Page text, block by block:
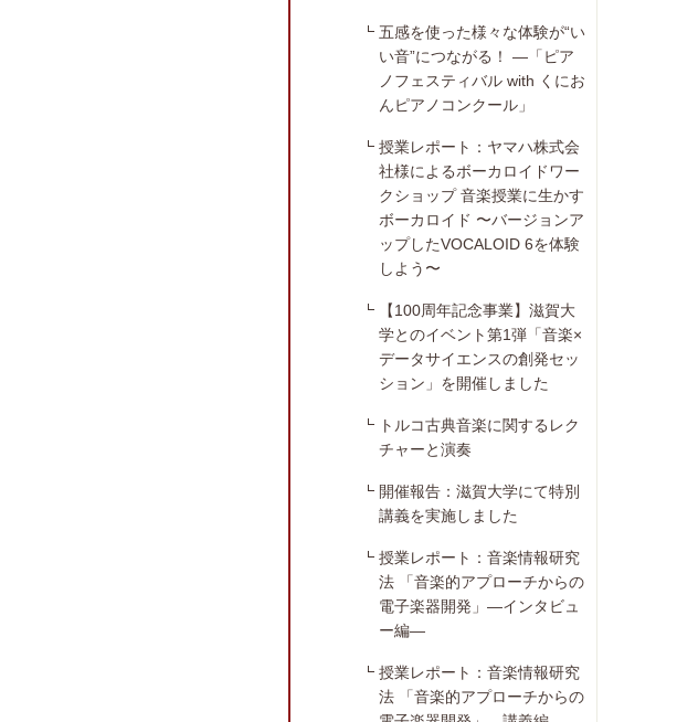
五感を使った様々な体験が“い
い音”につながる！ ―「ピア
ノフェスティバル with くにお
んピアノコンクール」
授業レポート：ヤマハ株式会
社様によるボーカロイドワー
クショップ 音楽授業に生かす
ボーカロイド 〜バージョンア
ップしたVOCALOID 6を体験
しよう〜
【100周年記念事業】滋賀大
学とのイベント第1弾「音楽×
データサイエンスの創発セッ
ション」を開催しました
トルコ古典音楽に関するレク
チャーと演奏
開催報告：滋賀大学にて特別
講義を実施しました
授業レポート：音楽情報研究
法 「音楽的アプローチからの
電子楽器開発」―インタビュ
ー編―
授業レポート：音楽情報研究
法 「音楽的アプローチからの